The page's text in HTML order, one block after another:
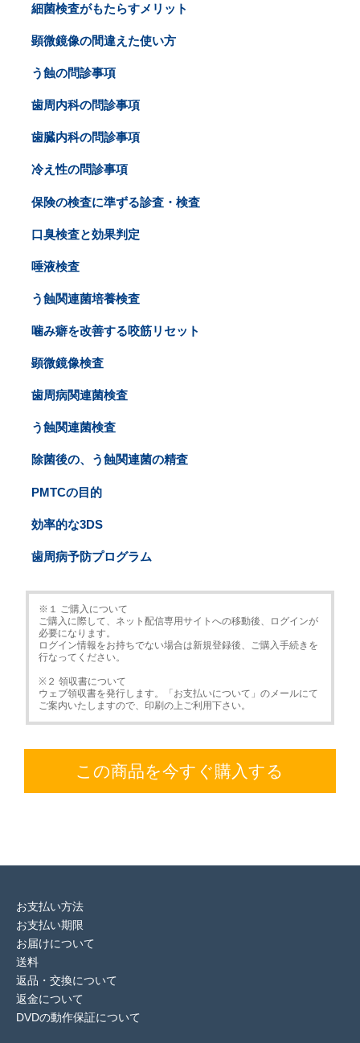
細菌検査がもたらすメリット
顕微鏡像の間違えた使い方
う蝕の問診事項
歯周内科の問診事項
歯臓内科の問診事項
冷え性の問診事項
保険の検査に準ずる診査・検査
口臭検査と効果判定
唾液検査
う蝕関連菌培養検査
噛み癖を改善する咬筋リセット
顕微鏡像検査
歯周病関連菌検査
う蝕関連菌検査
除菌後の、う蝕関連菌の精査
PMTCの目的
効率的な3DS
歯周病予防プログラム
※１ ご購入について
ご購入に際して、ネット配信専用サイトへの移動後、ログインが
必要になります。
ログイン情報をお持ちでない場合は新規登録後、ご購入手続きを
行なってください。
※２ 領収書について
ウェブ領収書を発行します。「お支払いについて」のメールにて
ご案内いたしますので、印刷の上ご利用下さい。
この商品を今すぐ購入する
お支払い方法
お支払い期限
お届けについて
送料
返品・交換について
返金について
DVDの動作保証について